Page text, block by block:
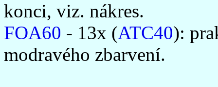
konci, viz. nákres.
FOA60 - 13x (ATC40):
modravého zbarvení.